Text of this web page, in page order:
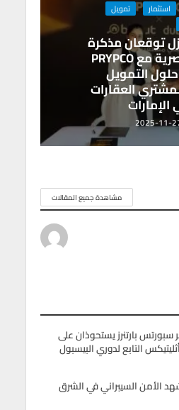
استثمار
تمويل
توقعان مذكرة
تفاهم حصرية مع PRYPCO
حلول التمويل
العقارات
الإمارات
2025-11-
مشاهدة جميع المقالات
سبورتس بارتنرز يستحوذان على
التابع لدوري البيسبول
الأمن السيبراني في الشرق